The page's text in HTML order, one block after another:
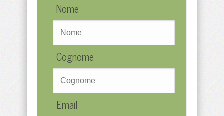
Nome
Cognome
Email